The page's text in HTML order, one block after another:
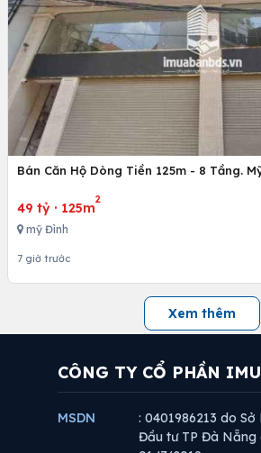
Bán Căn Hộ Dòng Tiền 125m - 8 Tầng.
49 tỷ · 125m
2
mỹ Đình
7 giờ trước
Xem thêm
CÔNG TY CỔ PHẦN
MSDN
: 0401986213 do
Đầu tư TP Đà Nẵng